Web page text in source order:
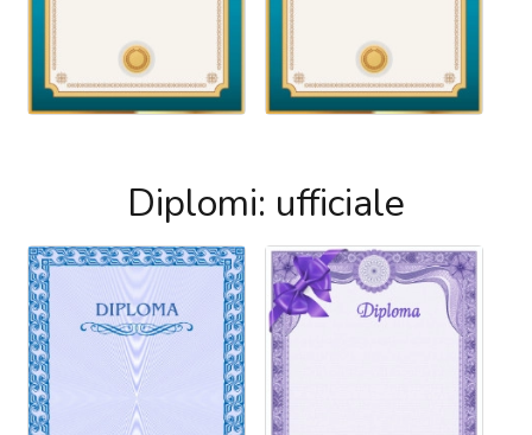
Diplomi: ufficiale